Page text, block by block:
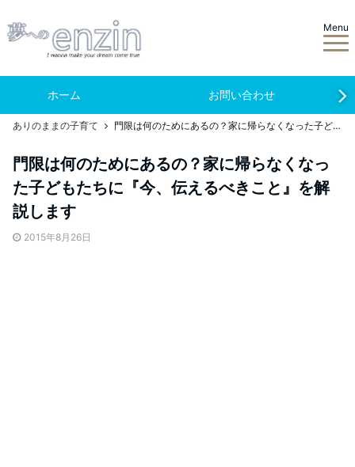
Menu
ホーム お問い合わせ
ありのままの子育て 門限は何のためにあるの？家に帰らなくなった子どもたちに『今、伝えるべきこと』を解説します
門限は何のためにあるの？家に帰らなくなっ
た子どもたちに『今、伝えるべきこと』を解
説します
2015年8月26日